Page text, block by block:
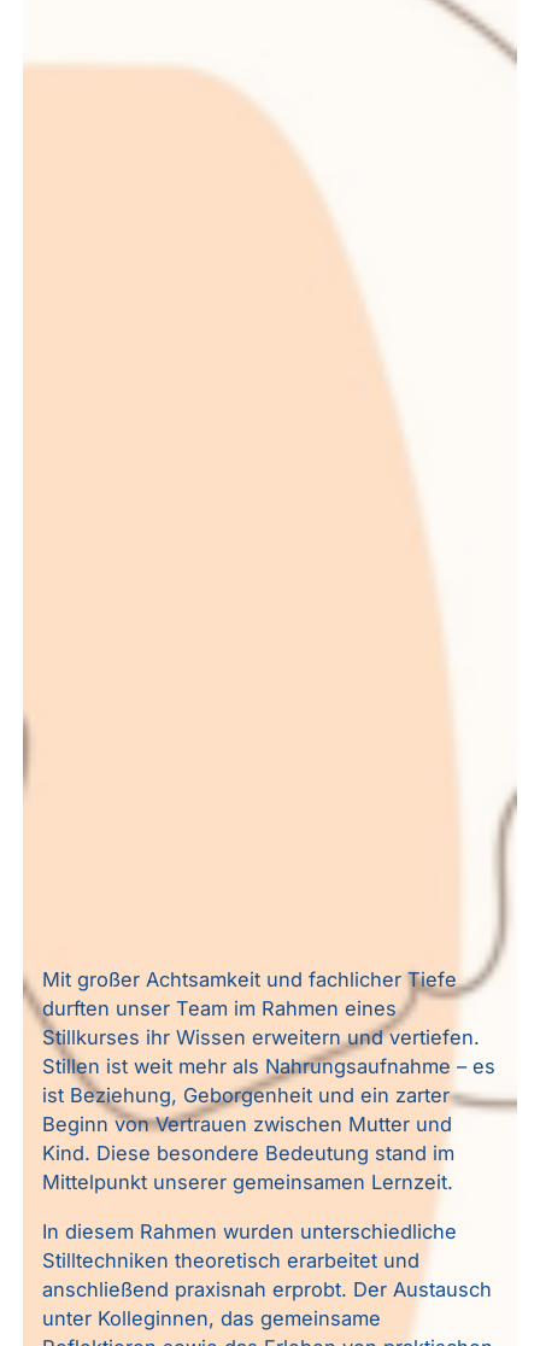
Mit großer Achtsamkeit und fachlicher Tiefe
durften unser Team im Rahmen eines
Stillkurses ihr Wissen erweitern und vertiefen.
Stillen ist weit mehr als Nahrungsaufnahme – es
ist Beziehung, Geborgenheit und ein zarter
Beginn von Vertrauen zwischen Mutter und
Kind. Diese besondere Bedeutung stand im
Mittelpunkt unserer gemeinsamen Lernzeit.
In diesem Rahmen wurden unterschiedliche
Stilltechniken theoretisch erarbeitet und
anschließend praxisnah erprobt. Der Austausch
unter Kolleginnen, das gemeinsame